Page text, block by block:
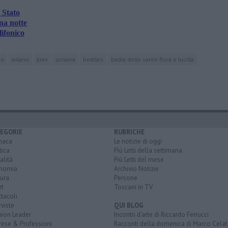
notte
milano kiev ucraina beatles badia delle sante flora e lucilla
Leader
& Professioni
RUBRICHE
Le notizie di oggi
Più Letti della settimana
Più Letti del mese
Archivio Notizie
Persone
Toscani in TV
QUI BLOG
Incontri d'arte di Riccardo Ferrucci
Racconti della domenica di Marco